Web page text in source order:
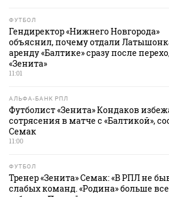
ФУТБОЛ
Гендиректор «Нижнего Новгорода»
объяснил, почему отдали
аренду «Балтике» сразу после
«Зенита»
11:01
АЛЬФА-БАНК РПЛ
Футболист «Зенита» Кондаков
сотрясения в матче с «Балтикой»,
Семак
11:00
ФУТБОЛ
Тренер «Зенита» Семак: «В РПЛ не
слабых команд. «Родина» больше